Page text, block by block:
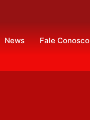
News Fale Conosco